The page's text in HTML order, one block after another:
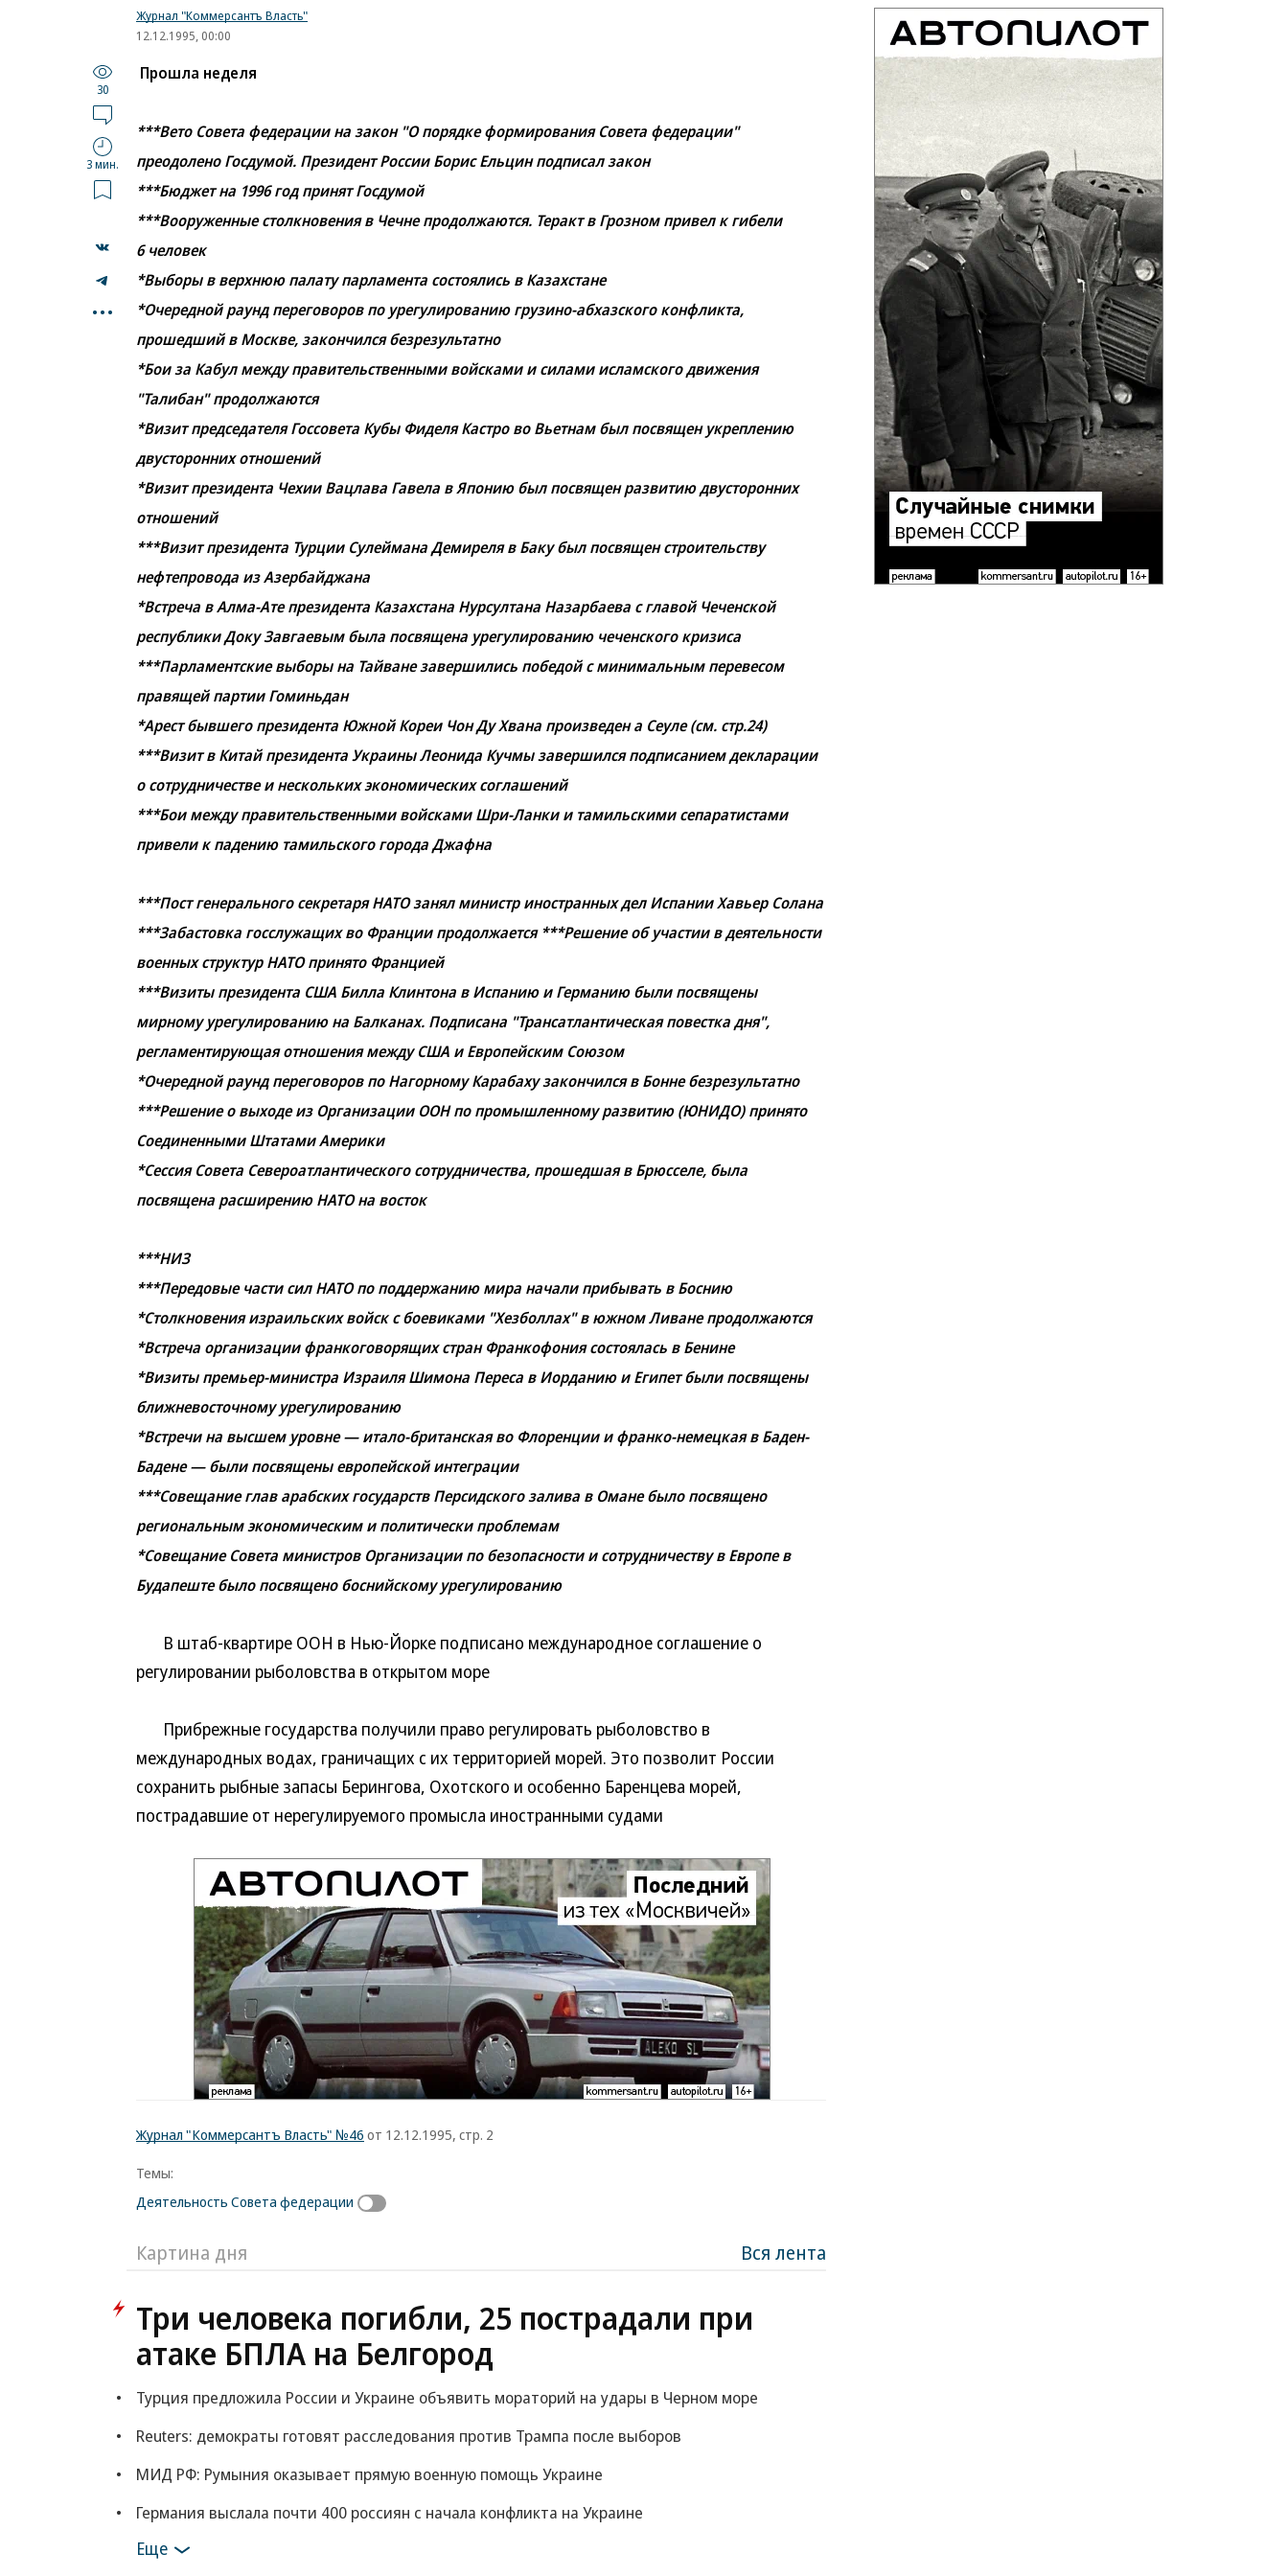
Журнал "Коммерсантъ Власть"
12.12.1995, 00:00
30
3 мин.
...
Прошла неделя
***Вето Совета федерации на закон "О порядке формирования Совета федерации"
преодолено Госдумой. Президент России Борис Ельцин подписал закон
***Бюджет на 1996 год принят Госдумой
***Вооруженные столкновения в Чечне продолжаются. Теракт в Грозном привел к гибели
6 человек
*Выборы в верхнюю палату парламента состоялись в Казахстане
*Очередной раунд переговоров по урегулированию грузино-абхазского конфликта,
прошедший в Москве, закончился безрезультатно
*Бои за Кабул между правительственными войсками и силами исламского движения
"Талибан" продолжаются
*Визит председателя Госсовета Кубы Фиделя Кастро во Вьетнам был посвящен укреплению
двусторонних отношений
*Визит президента Чехии Вацлава Гавела в Японию был посвящен развитию двусторонних
отношений
***Визит президента Турции Сулеймана Демиреля в Баку был посвящен строительству
нефтепровода из Азербайджана
*Встреча в Алма-Ате президента Казахстана Нурсултана Назарбаева с главой Чеченской
республики Доку Завгаевым была посвящена урегулированию чеченского кризиса
***Парламентские выборы на Тайване завершились победой с минимальным перевесом
правящей партии Гоминьдан
*Арест бывшего президента Южной Кореи Чон Ду Хвана произведен а Сеуле (см. стр.24)
***Визит в Китай президента Украины Леонида Кучмы завершился подписанием декларации
о сотрудничестве и нескольких экономических соглашений
***Бои между правительственными войсками Шри-Ланки и тамильскими сепаратистами
привели к падению тамильского города Джафна
***Пост генерального секретаря НАТО занял министр иностранных дел Испании Хавьер Солана
***Забастовка госслужащих во Франции продолжается ***Решение об участии в деятельности
военных структур НАТО принято Францией
***Визиты президента США Билла Клинтона в Испанию и Германию были посвящены
мирному урегулированию на Балканах. Подписана "Трансатлантическая повестка дня",
регламентирующая отношения между США и Европейским Союзом
*Очередной раунд переговоров по Нагорному Карабаху закончился в Бонне безрезультатно
***Решение о выходе из Организации ООН по промышленному развитию (ЮНИДО) принято
Соединенными Штатами Америки
*Сессия Совета Североатлантического сотрудничества, прошедшая в Брюсселе, была
посвящена расширению НАТО на восток
***НИЗ
***Передовые части сил НАТО по поддержанию мира начали прибывать в Боснию
*Столкновения израильских войск с боевиками "Хезболлах" в южном Ливане продолжаются
*Встреча организации франкоговорящих стран Франкофония состоялась в Бенине
*Визиты премьер-министра Израиля Шимона Переса в Иорданию и Египет были посвящены
ближневосточному урегулированию
*Встречи на высшем уровне — итало-британская во Флоренции и франко-немецкая в Баден-
Бадене — были посвящены европейской интеграции
***Совещание глав арабских государств Персидского залива в Омане было посвящено
региональным экономическим и политически проблемам
*Совещание Совета министров Организации по безопасности и сотрудничеству в Европе в
Будапеште было посвящено боснийскому урегулированию
В штаб-квартире ООН в Нью-Йорке подписано международное соглашение о
регулировании рыболовства в открытом море
Прибрежные государства получили право регулировать рыболовство в
международных водах, граничащих с их территорией морей. Это позволит России
сохранить рыбные запасы Берингова, Охотского и особенно Баренцева морей,
пострадавшие от нерегулируемого промысла иностранными судами
Журнал "Коммерсантъ Власть" №46 от 12.12.1995, стр. 2
Темы:
Деятельность Совета федерации
Картина дня Вся лента
Три человека погибли, 25 пострадали при
атаке БПЛА на Белгород
Турция предложила России и Украине объявить мораторий на удары в Черном море
Reuters: демократы готовят расследования против Трампа после выборов
МИД РФ: Румыния оказывает прямую военную помощь Украине
Германия выслала почти 400 россиян с начала конфликта на Украине
Еще